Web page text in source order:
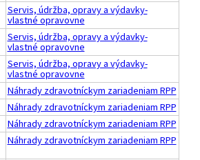
Servis, údržba, opravy a výdavky-
vlastné opravovne
Servis, údržba, opravy a výdavky-
vlastné opravovne
Servis, údržba, opravy a výdavky-
vlastné opravovne
Náhrady zdravotníckym zariadeniam RPP
Náhrady zdravotníckym zariadeniam RPP
Náhrady zdravotníckym zariadeniam RPP
Náhrady zdravotníckym zariadeniam RPP